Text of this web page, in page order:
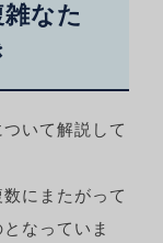
なた
いて解説して
にまたがって
なっていま